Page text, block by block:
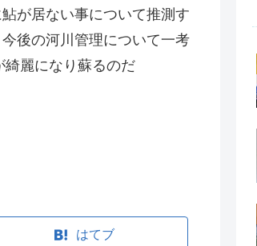
が居ない事について推測す
後の河川管理について一考
綺麗になり蘇るのだ
はてブ